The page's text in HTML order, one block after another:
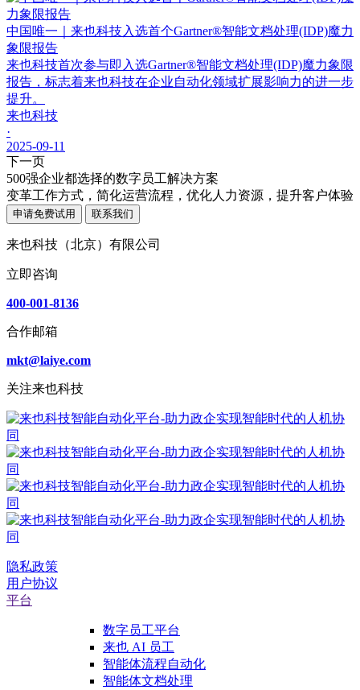
中国唯一｜来也科技入选首个Gartner®智能文档处理(IDP)魔力
象限报告
来也科技首次参与即入选Gartner®智能文档处理(IDP)魔力象限
报告，标志着来也科技在企业自动化领域扩展影响力的进一步
提升。
来也科技
·
2025-09-11
下一页
500强企业都选择的数字员工解决方案
变革工作方式，简化运营流程，优化人力资源，提升客户体验
申请免费试用 联系我们
来也科技（北京）有限公司
立即咨询
400-001-8136
合作邮箱
mkt@laiye.com
关注来也科技
隐私政策
用户协议
平台
数字员工平台
来也 AI 员工
智能体流程自动化
智能体文档处理